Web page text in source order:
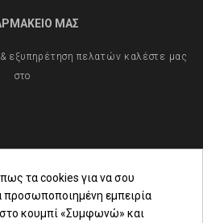
ΜΑΣ
εξυπηρέτηση πελατών καλέστε μας
στο
- 21:00
τα cookies για να σου
εμπειρία
κουμπί «Συμφωνώ» και